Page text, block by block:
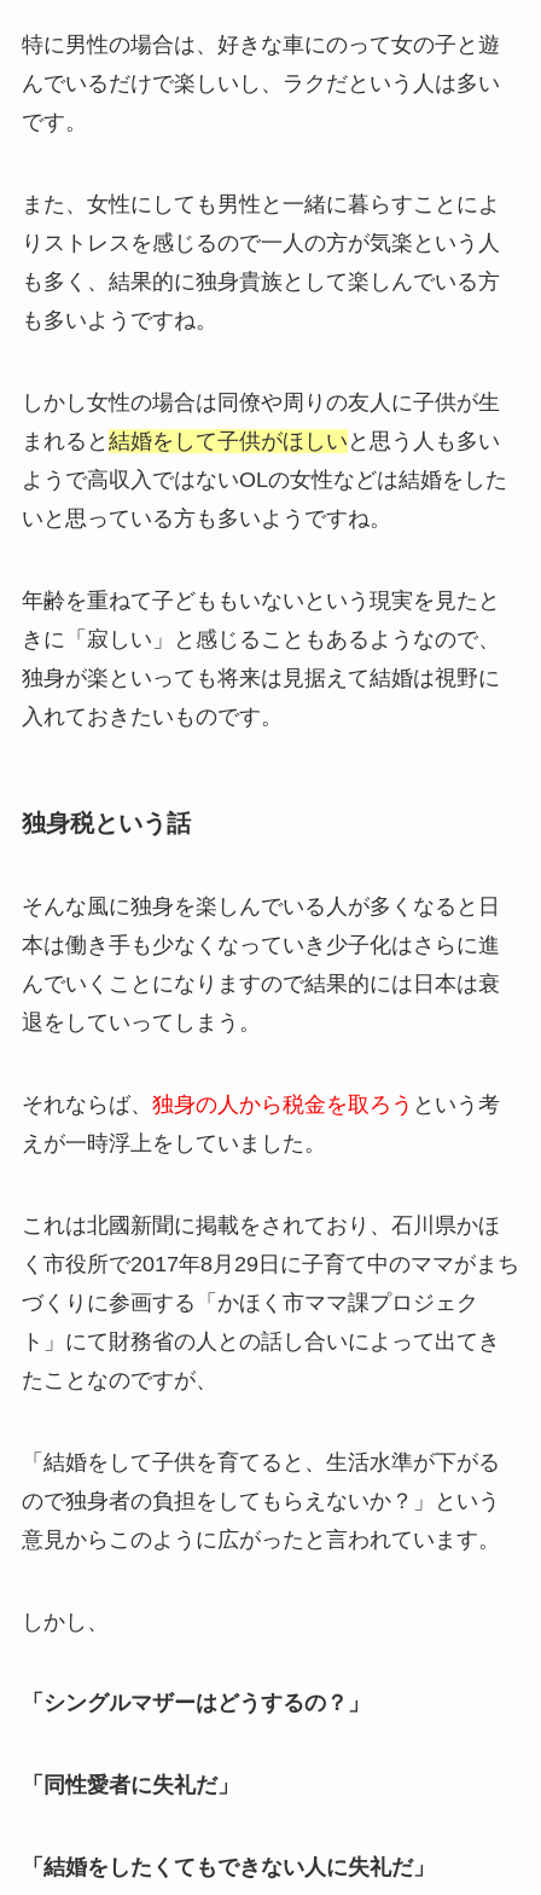
特に男性の場合は、好きな車にのって女の子と遊
んでいるだけで楽しいし、ラクだという人は多い
です。
また、女性にしても男性と一緒に暮らすことによ
りストレスを感じるので一人の方が気楽という人
も多く、結果的に独身貴族として楽しんでいる方
も多いようですね。
しかし女性の場合は同僚や周りの友人に子供が生
まれると 結婚をして子供がほしい と思う人も多い
ようで高収入ではないOLの女性などは結婚をした
いと思っている方も多いようですね。
年齢を重ねて子どももいないという現実を見たと
きに「寂しい」と感じることもあるようなので、
独身が楽といっても将来は見据えて結婚は視野に
入れておきたいものです。
独身税という話
そんな風に独身を楽しんでいる人が多くなると日
本は働き手も少なくなっていき少子化はさらに進
んでいくことになりますので結果的には日本は衰
退をしていってしまう。
それならば、 独身の人から税金を取ろう という考
えが一時浮上をしていました。
これは北國新聞に掲載をされており、石川県かほ
く市役所で2017年8月29日に子育て中のママがまち
づくりに参画する「かほく市ママ課プロジェク
ト」にて財務省の人との話し合いによって出てき
たことなのですが、
「結婚をして子供を育てると、生活水準が下がる
ので独身者の負担をしてもらえないか？」という
意見からこのように広がったと言われています。
しかし、
「シングルマザーはどうするの？」
「同性愛者に失礼だ」
「結婚をしたくてもできない人に失礼だ」